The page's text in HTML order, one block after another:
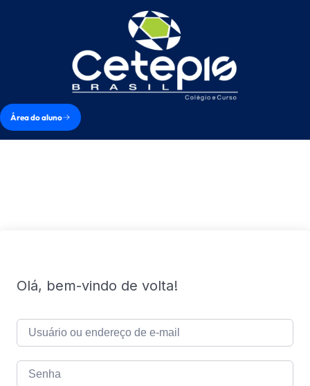
Área do aluno
Olá, bem-vindo de volta!